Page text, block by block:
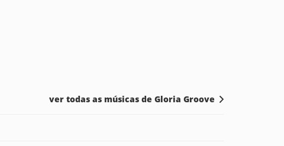
ver todas as músicas de Gloria Groove